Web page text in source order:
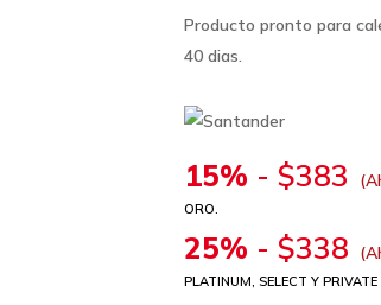
Producto pronto para
40 dias.
15% -$383
ORO.
25% -$338
PLATINUM, SELECT Y